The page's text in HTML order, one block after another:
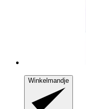
Winkelmandje